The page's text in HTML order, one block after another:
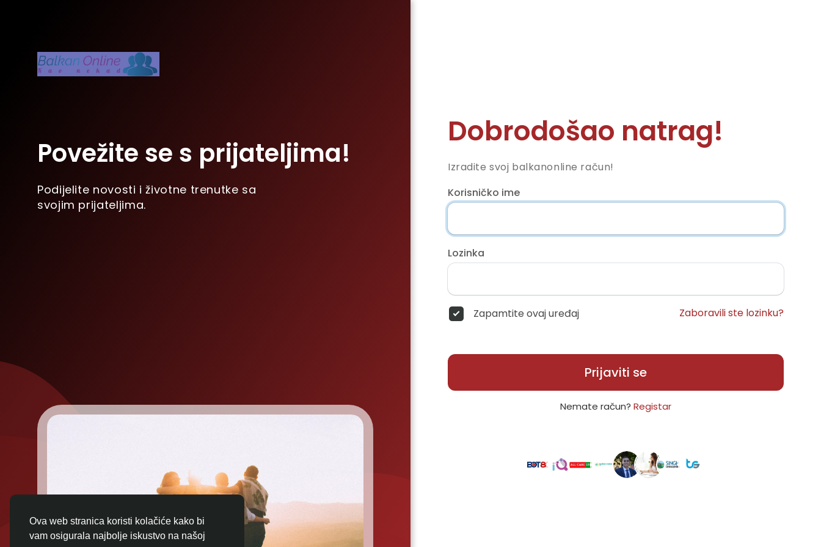
Ova web stranica koristi kolačiće kako bi
vam osigurala najbolje iskustvo na našoj
Povežite se s prijateljima!
Podijelite novosti i životne trenutke sa
svojim prijateljima.
Dobrodošao natrag!
Izradite svoj balkanonline račun!
Korisničko ime
Lozinka
Zapamtite ovaj uređaj Zaboravili ste lozinku?
Prijaviti se
Nemate račun? Registar